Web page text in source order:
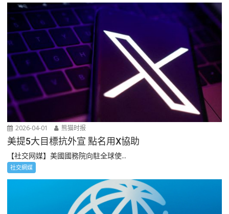
2026-04-01 熊猫时报
美提5大目標抗外宣 點名用X協助
【社交网媒】美國國務院向駐全球使...
社交網媒